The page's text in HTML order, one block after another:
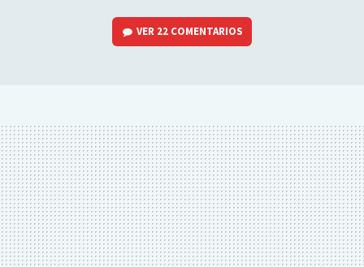
VER 22 COMENTARIOS